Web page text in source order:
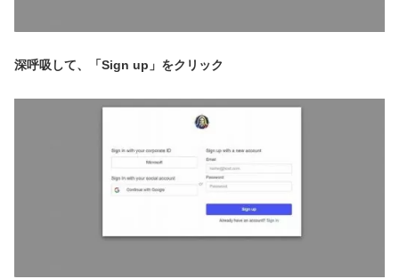
深呼吸して、「Sign up」をクリック